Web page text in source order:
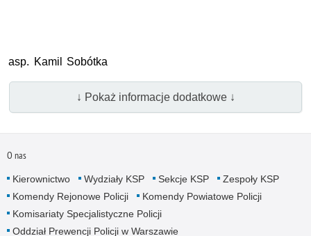
asp. Kamil Sobótka
↓ Pokaż informacje dodatkowe ↓
O nas
Kierownictwo Wydziały KSP Sekcje KSP
Zespoły KSP
Komendy Rejonowe Policji
Komendy Powiatowe Policji
Komisariaty Specjalistyczne Policji
Oddział Prewencji Policji w Warszawie